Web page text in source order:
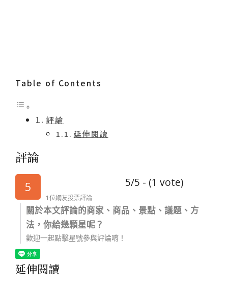
Table of Contents
評論
延伸閱讀
評論
5 5/5 - (1 vote)
1位網友投票評論
關於本文評論的商家、商品、景點、議題、方
法，你給幾顆星呢？
歡迎一起點擊星號參與評論唷！
延伸閱讀